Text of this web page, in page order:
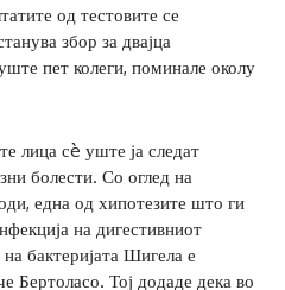
од тестовите се
збор за двајца
пет колеги, поминале околу
лица сè уште ја следат
болести. Со оглед на
една од хипотезите што ги
на дигестивниот
бактеријата Шигела е
Бертоласо. Тој додаде дека во